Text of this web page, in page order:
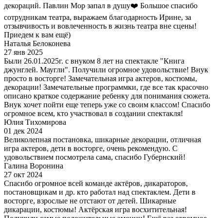
декораций. Павлин Мор запал в душу❤️ Большое спасибо
сотрудникам театра, выражаем благодарность Ирине, за
отзывчивость и вовлеченность в жизнь театра вне сцены!
Приедем к вам ещё)
Наталья Белоконева
27 янв 2025
Были 26.01.2025г. с внуком 8 лет на спектакле "Книга
джунглей. Маугли". Получили огромное удовольствие! Внук
просто в восторге! Замечательная игра актеров, костюмы,
декорации! Замечательные программки, где все так красочно
описано краткое содержание ребенку для понимания сюжета.
Внук хочет пойти еще теперь уже со своим классом! Спасибо
огромное всем, кто участвовал в создании спектакля!
Юлия Тихомирова
01 дек 2024
Великолепная постановка, шикарные декорации, отличная
игра актеров, дети в восторге, очень рекомендую. С
удовольствием посмотрела сама, спасибо Губернский!
Галина Воронина
27 окт 2024
Спасибо огромное всей команде актёров, дикараторов,
постановщикам и др. кто работал над спектаклем. Дети в
восторге, взрослые не отстают от детей. Шикарные
дикарации, костюмы! Актёрская игра восхитительная!